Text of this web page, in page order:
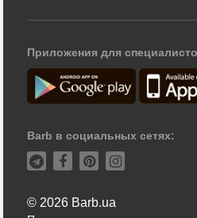
Приложения для
Barb в социальных сетях:
© 2026 Barb.ua